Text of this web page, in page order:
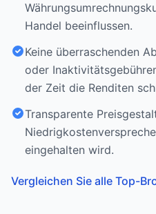
Handel beeinflussen.
Keine überraschenden
oder
der Zeit die Renditen
Transparente
eingehalten wird.
Vergleichen Sie alle Top-